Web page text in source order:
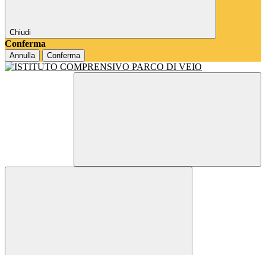
Chiudi
Conferma
Annulla Conferma